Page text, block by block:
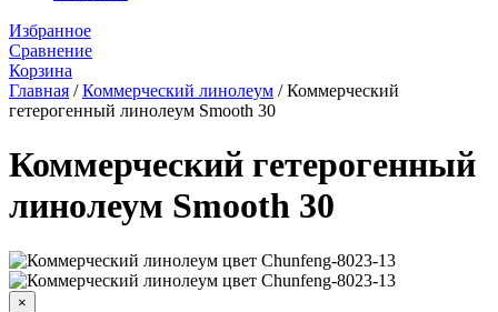
Избранное
Сравнение
Корзина
Главная /Коммерческий линолеум /Коммерческий
гетерогенный линолеум Smooth 30
Коммерческий гетерогенный
линолеум Smooth 30
×